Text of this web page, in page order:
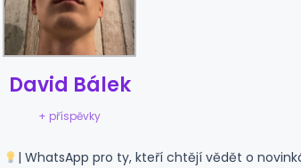
David Bálek
+ příspěvky
| WhatsApp pro ty, kteří chtějí vědět o